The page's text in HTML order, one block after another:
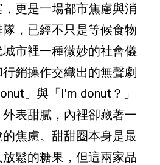
更是一場都市焦慮與消
，已經不只是等候食物
市裡一種微妙的社會儀
銷操作交織出的無聲劇
」與「I'm donut？」
表甜膩，內裡卻藏著一
焦慮。甜甜圈本身是最
鬆的糖果，但這兩家品